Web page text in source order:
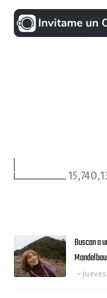
Buscan a